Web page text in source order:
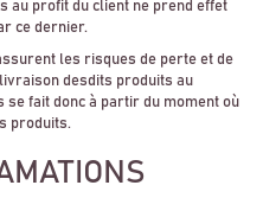
au profit du client ne prend effet
ce dernier.
les risques de perte et de
desdits produits au
fait donc à partir du moment où
produits.